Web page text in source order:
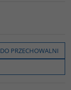
PRZECHOWALNI